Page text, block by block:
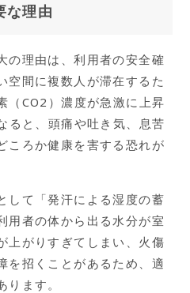
な理由
の理由は、利用者の安全確
空間に複数人が滞在するた
（CO2）濃度が急激に上昇
ると、頭痛や吐き気、息苦
ころか健康を害する恐れが
して「発汗による湿度の蓄
用者の体から出る水分が室
上がりすぎてしまい、火傷
を招くことがあるため、適
ます。